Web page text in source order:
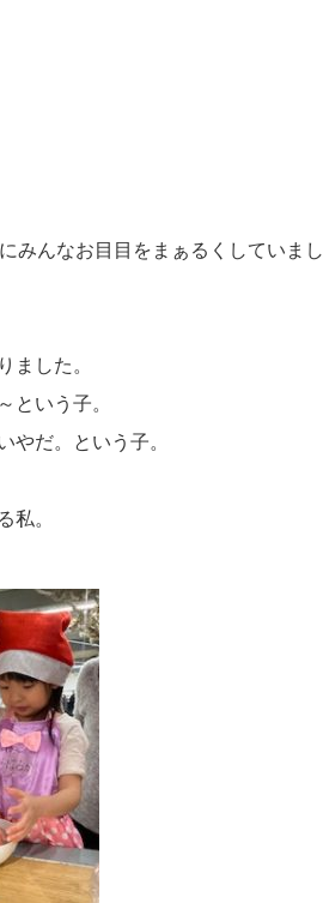
みんなお目目をまぁるくしていまし
ました。
という子。
やだ。という子。
私。